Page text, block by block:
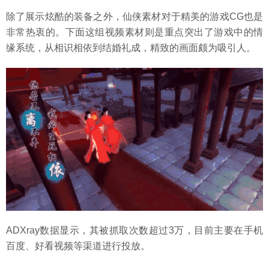
除了展示炫酷的装备之外，仙侠素材对于精美的游戏CG也是
非常热衷的。下面这组视频素材则是重点突出了游戏中的情
缘系统，从相识相依到结婚礼成，精致的画面颇为吸引人。
ADXray数据显示，其被抓取次数超过3万，目前主要在手机
百度、好看视频等渠道进行投放。